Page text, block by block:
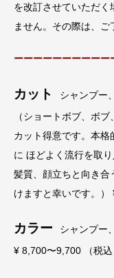
を改訂させていただく
ません。その際は、ご
ーーーーーーーーー
カット
シャンプー
（ショートボブ、ボ
カット得意です。本格
に ほどよく流行を取り
髪質、顔立ちと向き合
けますと幸いです。）
カラー
シャンプー
¥ 8,700〜9,700 （税込